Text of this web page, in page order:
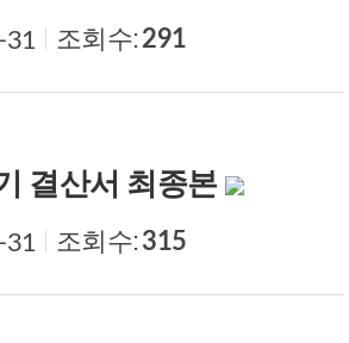
31 조회수: 291
결산서 최종본
31 조회수: 315